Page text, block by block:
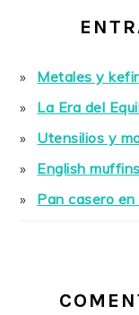
Metales y kefir
La Era del
Utensilios y
English
Pan casero